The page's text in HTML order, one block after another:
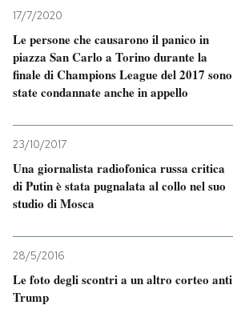
17/7/2020
Le persone che causarono il panico in
piazza San Carlo a Torino durante la
finale di Champions League del 2017 sono
state condannate anche in appello
23/10/2017
Una giornalista radiofonica russa critica
di Putin è stata pugnalata al collo nel suo
studio di Mosca
28/5/2016
Le foto degli scontri a un altro corteo anti
Trump